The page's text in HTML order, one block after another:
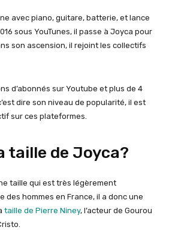
avec piano, guitare, batterie, et lance
sous YouTunes, il passe à Joyca pour
son ascension, il rejoint les collectifs
d’abonnés sur Youtube et plus de 4
dire son niveau de popularité, il est
sur ces plateformes.
taille de Joyca?
taille qui est très légèrement
des hommes en France, il a donc une
taille de Pierre Niney, l’acteur de Gourou